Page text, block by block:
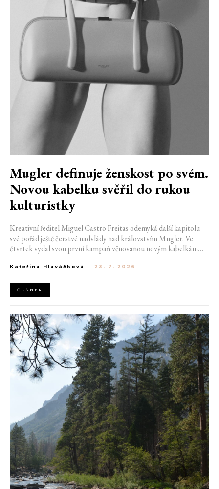
Mugler definuje ženskost po svém.
Novou kabelku svěřil do rukou
kulturistky
Kreativní ředitel Miguel Castro Freitas odemyká další kapitolu
své pořád ještě čerstvé nadvlády nad královstvím Mugler. Ve
čtvrtek vydal svou první kampaň věnovanou novým kabelkám
do módního domu dorazil. Umně mísí výrazy minulosti a dávných
Kateřina Hlaváčková - 23. 7. 2026
ČLÁNEK